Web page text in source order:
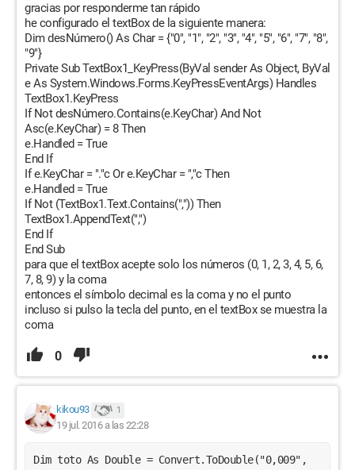
gracias por responderme tan rápido
he configurado el textBox de la siguiente manera:
Dim desNúmero() As Char = {"0", "1", "2", "3", "4", "5", "6", "7", "8",
"9"}
Private Sub TextBox1_KeyPress(ByVal sender As Object, ByVal
e As System.Windows.Forms.KeyPressEventArgs) Handles
TextBox1.KeyPress
If Not desNúmero.Contains(e.KeyChar) And Not
Asc(e.KeyChar) = 8 Then
e.Handled = True
End If
If e.KeyChar = "."c Or e.KeyChar = ","c Then
e.Handled = True
If Not (TextBox1.Text.Contains(",")) Then
TextBox1.AppendText(",")
End If
End Sub
para que el textBox acepte solo los números (0, 1, 2, 3, 4, 5, 6,
7, 8, 9) y la coma
entonces el símbolo decimal es la coma y no el punto
incluso si pulso la tecla del punto, en el textBox se muestra la
coma
0
kikou93 1
19 jul. 2016 a las 22:28
Dim toto As Double = Convert.ToDouble("0,009",